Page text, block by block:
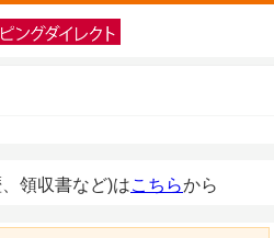
領収書など)はこちらから